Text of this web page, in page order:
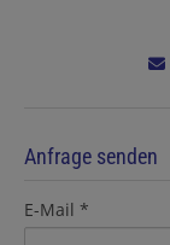
Anfrage senden
E-Mail